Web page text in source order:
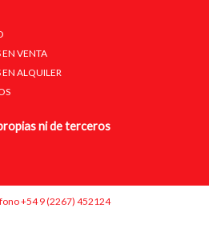
VENTA
ALQUILER
ni de terceros
+54 9 (2267) 452124